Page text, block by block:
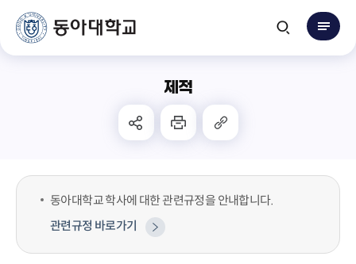
제적
동아대학교 학사에 대한 관련규정을 안내합니다.
관련규정 바로가기